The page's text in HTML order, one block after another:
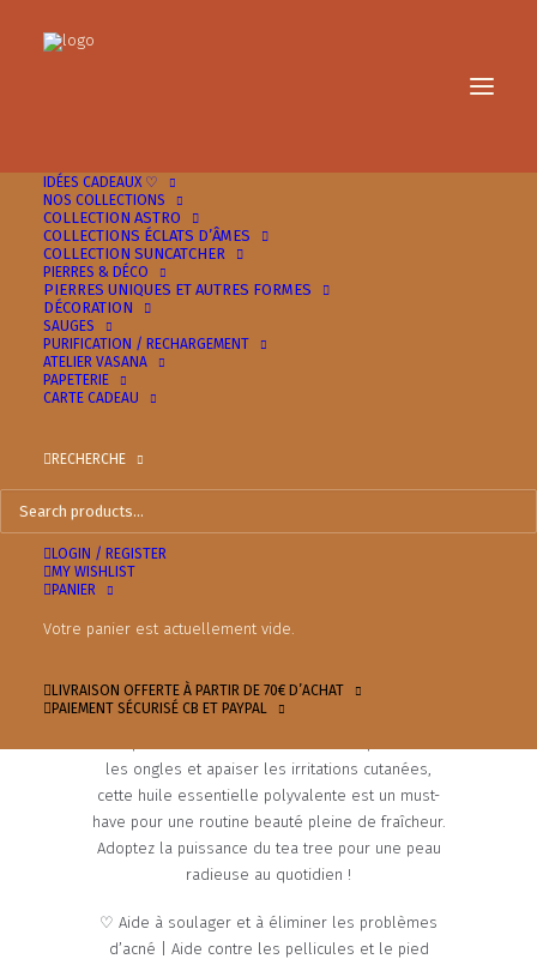
IDÉES CADEAUX ♡
NOS COLLECTIONS
COLLECTION ASTRO
COLLECTIONS ÉCLATS D’ÂMES
COLLECTION SUNCATCHER
PIERRES & DÉCO
PIERRES UNIQUES ET AUTRES FORMES
DÉCORATION
SAUGES
PURIFICATION / RECHARGEMENT
ATELIER VASANA
PAPETERIE
CARTE CADEAU
RECHERCHE
LOGIN / REGISTER
MY WISHLIST
PANIER
Votre panier est actuellement vide.
LIVRAISON OFFERTE À PARTIR DE 70€ D’ACHAT
PAIEMENT SÉCURISÉ CB ET PAYPAL
Le
était :
8.00€.
Le
Découvrez l’huile essentielle de tea tree, l’arme
éclatante ! Grâce à ses pouvoirs antibactériens,
elle combat efficacement les impuretés, laissant
les ongles et apaiser les irritations cutanées,
cette huile essentielle polyvalente est un must-
have pour une routine beauté pleine de fraîcheur.
Adoptez la puissance du tea tree pour une peau
radieuse au quotidien !
♡ Aide à soulager et à éliminer les problèmes
d’acné | Aide contre les pellicules et le pied